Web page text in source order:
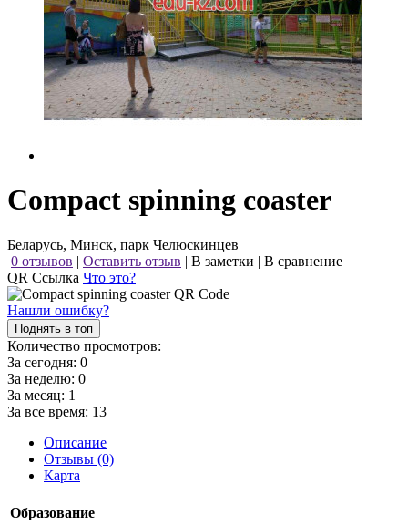
Compact spinning coaster
Беларусь, Минск, парк Челюскинцев
0 отзывов | Оставить отзыв | В заметки | В сравнение
QR Ссылка Что это?
Нашли ошибку?
Поднять в топ
Количество просмотров:
За сегодня: 0
За неделю: 0
За месяц: 1
За все время: 13
Описание
Отзывы (0)
Карта
Образование